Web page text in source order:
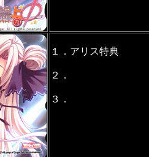
１．アリス特典
２．
３．